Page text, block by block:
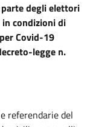
degli elettori
condizioni di
Covid-19
legge n.
referendarie del